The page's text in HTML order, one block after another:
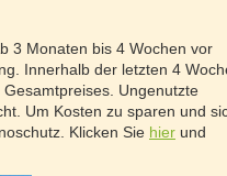
3 Monaten bis 4 Wochen vor
Innerhalb der letzten 4
Ungenutzte
Um Kosten zu sparen und
Klicken Sie hier und